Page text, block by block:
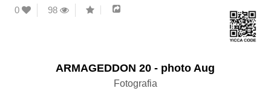
0 98
ARMAGEDDON 20 - photo Aug
Fotografia